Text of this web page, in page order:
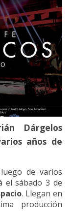
Dárgelos
años de
luego de varios
el sábado 3 de
. Llegan en
producción